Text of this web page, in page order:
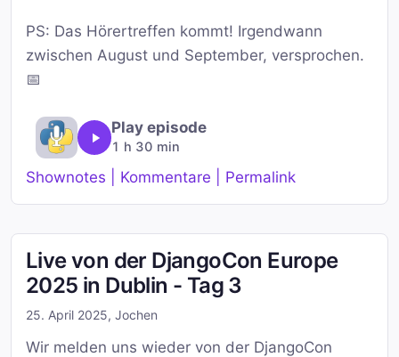
PS: Das Hörertreffen kommt! Irgendwann
zwischen August und September, versprochen.
📅
Play episode
1 h 30 min
Shownotes | Kommentare | Permalink
Live von der DjangoCon Europe
2025 in Dublin - Tag 3
25. April 2025, Jochen
Wir melden uns wieder von der DjangoCon